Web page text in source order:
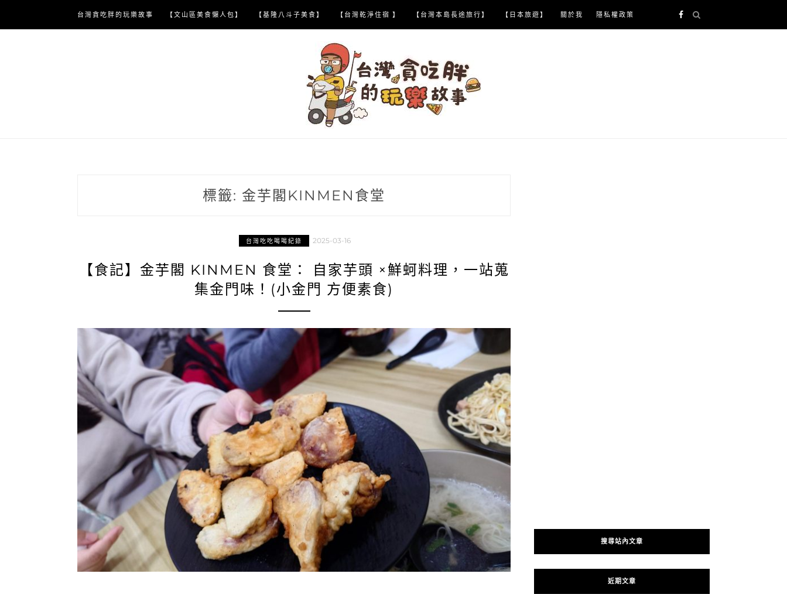
content
台灣貪吃胖的玩樂故事 【文山區美食懶人包】 【基隆八斗子美食】 【台灣乾淨住宿 】 【台灣本島長途旅行】 【日本旅遊】 關於我 隱私權政策
標籤: 金芋閣KINMEN食堂
台灣吃吃喝喝紀錄 2025-03-16
【食記】金芋閣 KINMEN 食堂： 自家芋頭 ×鮮蚵料理，一站蒐
集金門味！(小金門 方便素食)
搜尋站內文章
近期文章